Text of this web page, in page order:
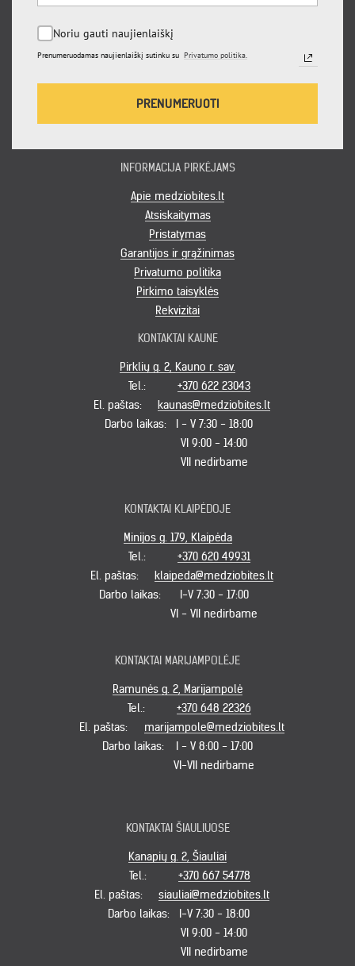
INFORMACIJA PIRKĖJAMS
Apie medziobites.lt
Atsiskaitymas
Pristatymas
Garantijos ir grąžinimas
Privatumo politika
Pirkimo taisyklės
Rekvizitai
Noriu gauti naujienlaiškį
Prenumeruodamas naujienlaiškį sutinku su Privatumo politika.
PRENUMERUOTI
KONTAKTAI KAUNE
Pirklių g. 2, Kauno r. sav.
Tel.:
+370 622 23043
El. paštas:
kaunas@medziobites.lt
Darbo laikas:
I - V 7:30 - 18:00
VI 9:00 - 14:00
VII nedirbame
KONTAKTAI KLAIPĖDOJE
Minijos g. 179, Klaipėda
Tel.:
+370 620 49931
El. paštas:
klaipeda@medziobites.lt
Darbo laikas:
I-V 7:30 - 17:00
VI - VII nedirbame
KONTAKTAI MARIJAMPOLĖJE
Ramunės g. 2, Marijampolė
Tel.:
+370 648 22326
El. paštas:
marijampole@medziobites.lt
Darbo laikas:
I - V 8:00 - 17:00
VI-VII nedirbame
KONTAKTAI ŠIAULIUOSE
Kanapių g. 2, Šiauliai
Tel.:
+370 667 54778
El. paštas:
siauliai@medziobites.lt
Darbo laikas:
I-V 7:30 - 18:00
VI 9:00 - 14:00
VII nedirbame